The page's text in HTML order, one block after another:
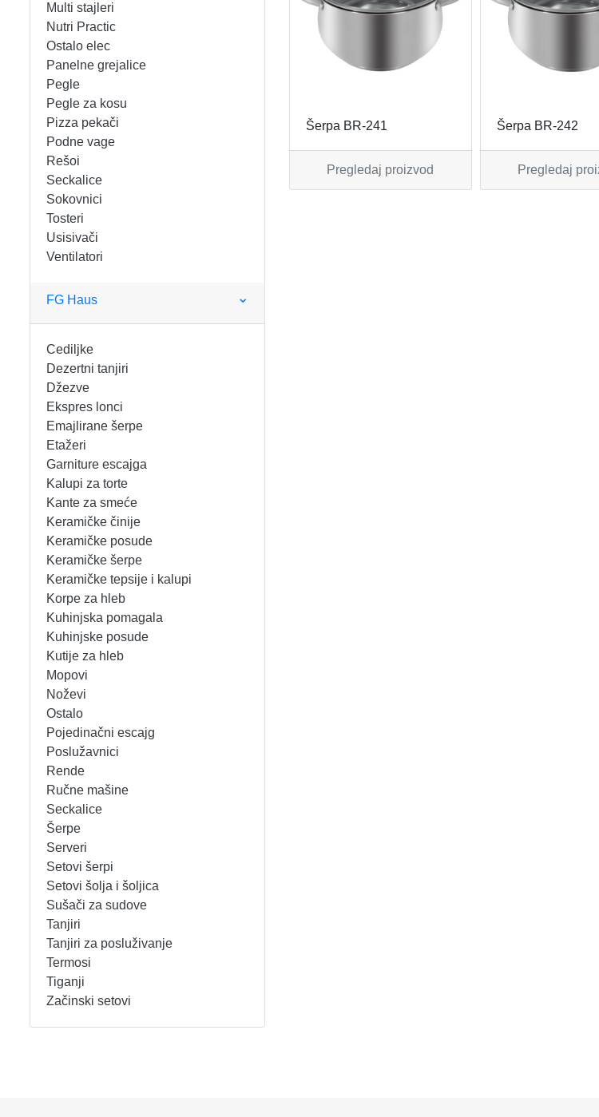
FENOVI ZA KOSU
FIGARO
FRITEZE
GREJALICE
INDUKCIONE PLOČE
KUHINJSKE VAGE
KUVALA
MAŠINE ZA MLEVENJE MESA
MIKROTALASNE
MIKSERI
MULTI STAJLERI
NUTRI PRACTIC
OSTALO ELEC
PANELNE GREJALICE
PEGLE
PEGLE ZA KOSU
PIZZA PEKAČI
PODNE VAGE
REŠOI
SECKALICE
SOKOVNICI
TOSTERI
USISIVAČI
VENTILATORI
KANTE ZA SMEĆE
KERAMIČKE ČINIJE
KERAMIČKE POSUDE
KERAMIČKE ŠERPE
KERAMIČKE TEPSIJE I KALUPI
KORPE ZA HLEB
KUHINJSKA POMAGALA
KUHINJSKE POSUDE
MOPOVI
NOŽEVI
OSTALO
POJEDINAČNI ESCAJG
POSLUŽAVNICI
RENDE
RUČNE MAŠINE
SECKALICE
ŠERPE
SERVERI
SETOVI ŠERPI
SETOVI ŠOLJA I ŠOLJICA
SUŠAČI ZA SUDOVE
TANJIRI
TANJIRI ZA POSLUŽIVANJE
TERMOSI
TIGANJI
Multi stajleri
Nutri Practic
Ostalo elec
Panelne grejalice
Pegle
Pegle za kosu
Pizza pekači
Podne vage
Rešoi
Seckalice
Sokovnici
Tosteri
Usisivači
Ventilatori
FG Haus
Cediljke
Dezertni tanjiri
Džezve
Ekspres lonci
Emajlirane šerpe
Etažeri
Garniture escajga
Kalupi za torte
Kante za smeće
Keramičke činije
Keramičke posude
Keramičke šerpe
Keramičke tepsije i kalupi
Korpe za hleb
Kuhinjska pomagala
Kuhinjske posude
Kutije za hleb
Mopovi
Noževi
Ostalo
Pojedinačni escajg
Poslužavnici
Rende
Ručne mašine
Seckalice
Šerpe
Serveri
Setovi šerpi
Setovi šolja i šoljica
Sušači za sudove
Tanjiri
Tanjiri za posluživanje
Termosi
Tiganji
Začinski setovi
Šerpa BR-241
Pregledaj proizvod
Šerpa BR-242
Pregledaj